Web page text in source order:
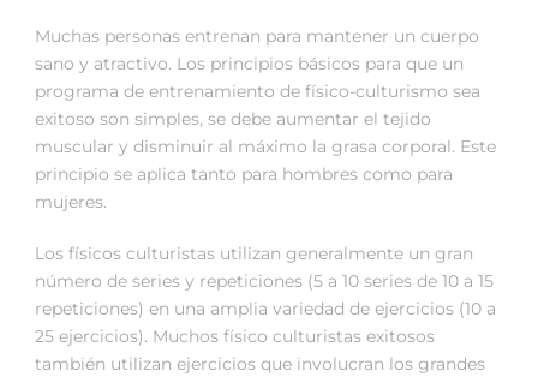
Muchas personas entrenan para mantener un cuerpo
sano y atractivo. Los principios básicos para que un
programa de entrenamiento de físico-culturismo sea
exitoso son simples, se debe aumentar el tejido
muscular y disminuir al máximo la grasa corporal. Este
principio se aplica tanto para hombres como para
mujeres.
Los físicos culturistas utilizan generalmente un gran
número de series y repeticiones (5 a 10 series de 10 a 15
repeticiones) en una amplia variedad de ejercicios (10 a
25 ejercicios). Muchos físico culturistas exitosos
también utilizan ejercicios que involucran los grandes